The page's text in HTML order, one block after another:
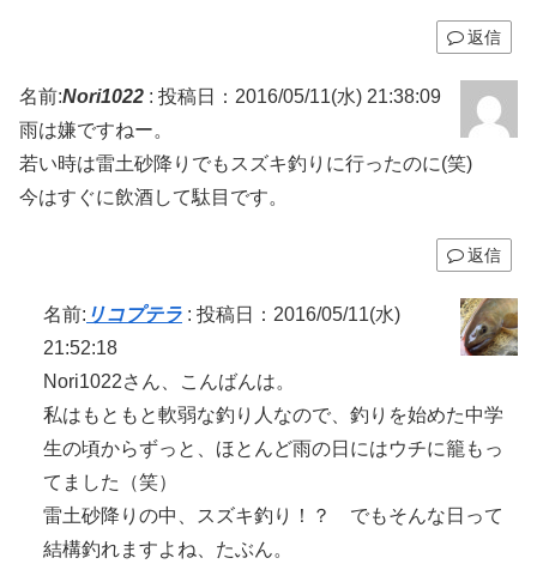
返信
名前:Nori1022 : 投稿日：2016/05/11(水) 21:38:09
雨は嫌ですねー。
若い時は雷土砂降りでもスズキ釣りに行ったのに(笑)
今はすぐに飲酒して駄目です。
返信
名前: リコプテラ : 投稿日：2016/05/11(水)
21:52:18
Nori1022さん、こんばんは。
私はもともと軟弱な釣り人なので、釣りを始めた中学
生の頃からずっと、ほとんど雨の日にはウチに籠もっ
てました（笑）
雷土砂降りの中、スズキ釣り！？ でもそんな日って
結構釣れますよね、たぶん。